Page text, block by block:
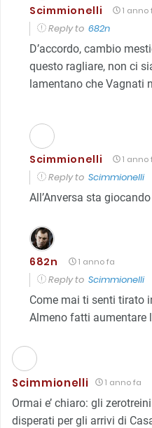
Scimmionelli 1 anno
Reply to 682n
D’accordo, cambio
questo ragliare, non ci
lamentano che Vagnati
Scimmionelli 1 anno
Reply to Scimmionelli
All’Anversa sta
682n 1 anno fa
Reply to Scimmionelli
Come mai ti senti tirato
Almeno fatti aumentare
Scimmionelli 1 anno fa
Ormai e’ chiaro: gli
disperati per gli arrivi di